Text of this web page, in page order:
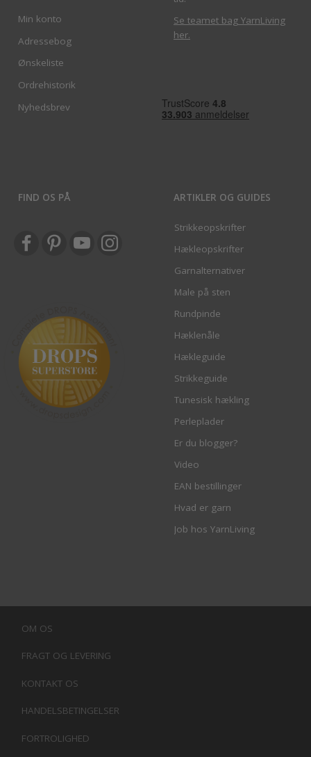
Min konto
Adressebog
Ønskeliste
Ordrehistorik
Nyhedsbrev
Se teamet bag YarnLiving
her.
FIND OS PÅ ARTIKLER OG GUIDES
Strikkeopskrifter
Hækleopskrifter
Garnalternativer
Male på sten
Rundpinde
Hæklenåle
Hækleguide
Strikkeguide
Tunesisk hækling
Perleplader
Er du blogger?
Video
EAN bestillinger
Hvad er garn
Job hos YarnLiving
OM OS
FRAGT OG LEVERING
KONTAKT OS
HANDELSBETINGELSER
FORTROLIGHED